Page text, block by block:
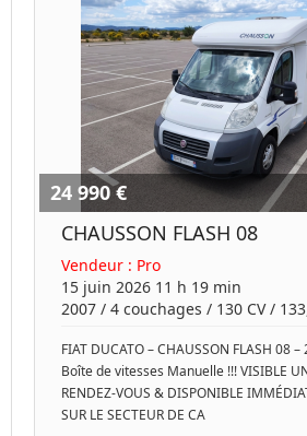
24 990 €
CHAUSSON FLASH 08
Vendeur : Pro
15 juin 2026 11 h 19 min
2007 / 4 couchages / 130 CV /
FIAT DUCATO – CHAUSSON FLASH 08
Boîte de vitesses Manuelle !!! VISIBLE
RENDEZ-VOUS & DISPONIBLE
SUR LE SECTEUR DE CA